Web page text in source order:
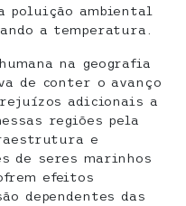
poluição ambiental
a temperatura.
na geografia
de conter o avanço
adicionais a
regiões pela
e
de seres marinhos
efeitos
dependentes das